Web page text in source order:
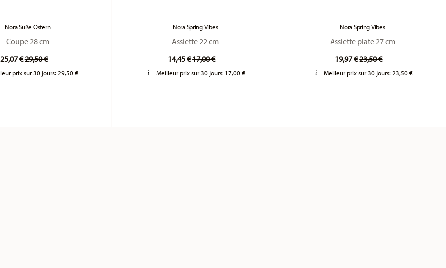
Nora Süße Ostern
Coupe 28 cm
25,07 €Price reduced from
29,50 €to
prix sur 30 jours: 29,50 €
Nora Spring Vibes
Assiette 22 cm
14,45 €Price reduced from
17,00 €to
Meilleur prix sur 30 jours: 17,00 €
Nora Spring Vibes
Assiette plate 27 cm
19,97 €Price reduced from
23,50 €to
Meilleur prix sur 30 jours: 23,50 €